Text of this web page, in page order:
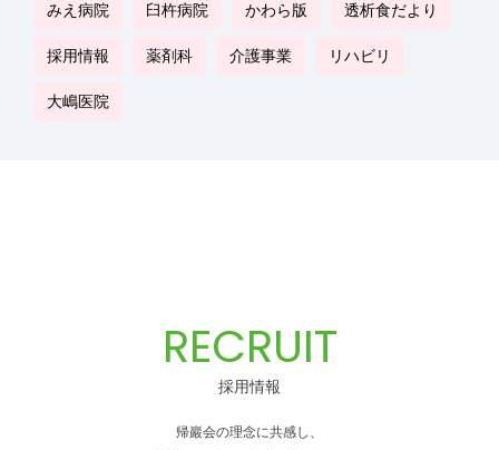
みえ病院 臼杵病院 かわら版 透析食だより
採用情報 薬剤科 介護事業 リハビリ
大嶋医院
RECRUIT
採用情報
帰巖会の理念に共感し、